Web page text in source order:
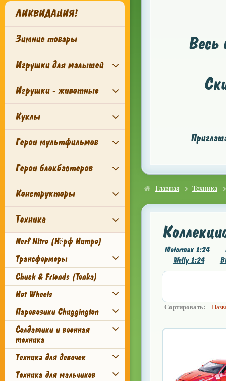
ЛИКВИДАЦИЯ!
Зимние товары
Игрушки для малышей
Игрушки - животные
Куклы
Герои мультфильмов
Герои блокбастеров
Конструкторы
Техника
Nerf Nitro (Нёрф Нитро)
Трансформеры
Chuck & Friends (Tonka)
Hot Wheels
Паровозики Chuggington
Солдатики и военная
техника
Техника для девочек
Техника для мальчиков
Весь
Главная Техника
Motormax 1:24
Welly 1:24
Сортировать: